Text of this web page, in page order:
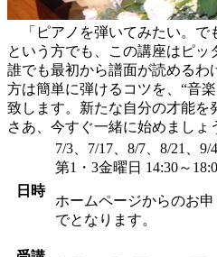
「ピアノを弾いてみたい。で
という方でも、この講座はピッ
誰でも最初から譜面が読めるわ
方は簡単に弾けるコツを、“音
致します。新たな自分の才能を
さあ、今すぐ一緒に始めましょ
日時
7/3、7/17、8/7、8/21、9/
第1・3金曜日 14:30～
ホームページからのお
でとなります。